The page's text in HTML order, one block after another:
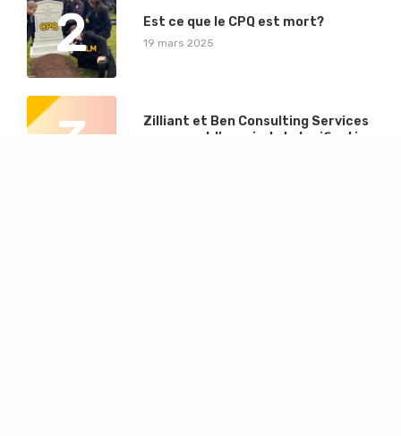
2 Est ce que le CPQ est mort?
19 mars 2025
3
Zilliant et Ben Consulting Services
repensent l’avenir de la tarification